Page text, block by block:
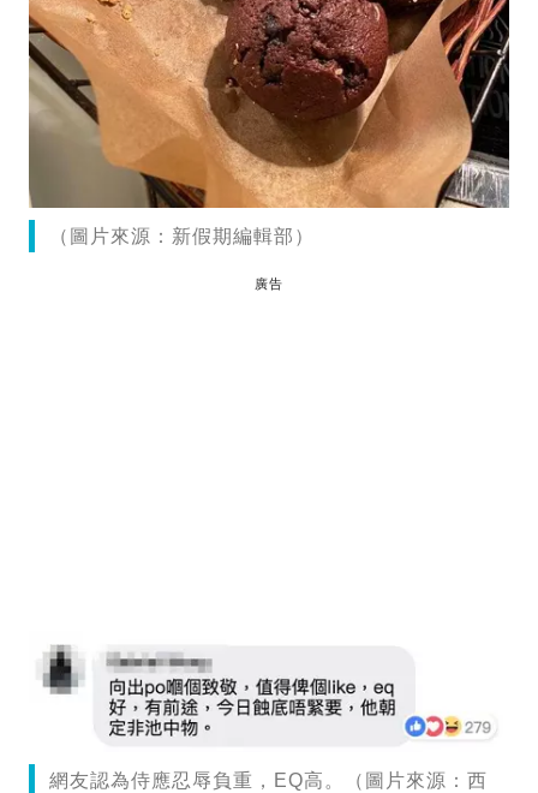
（圖片來源：新假期編輯部）
廣告
網友認為侍應忍辱負重，EQ高。（圖片來源：西